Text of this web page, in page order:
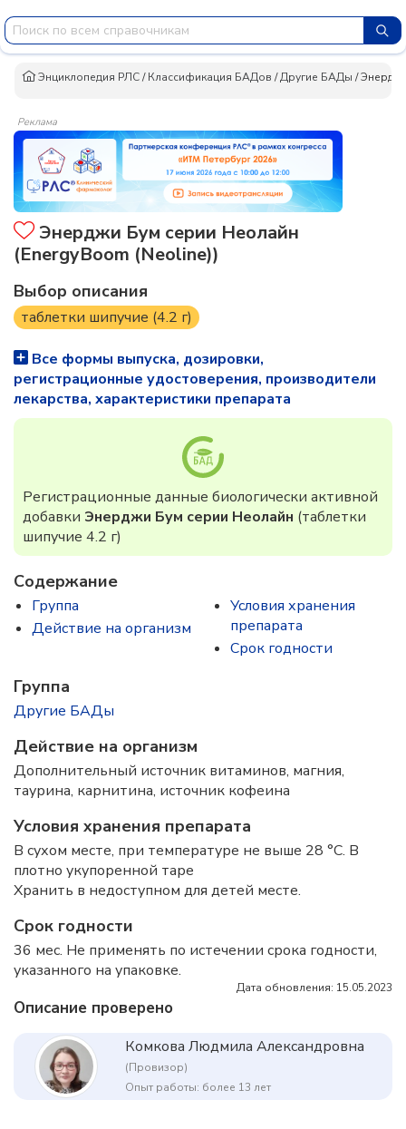
Энциклопедия РЛС/Классификация БАДов /Другие БАДы /
Реклама
Энерджи Бум серии Неолайн
(EnergyBoom (Neoline))
Выбор описания
таблетки шипучие (4.2 г)
Все формы выпуска, дозировки,
регистрационные удостоверения, производители
лекарства, характеристики препарата
Регистрационные данные биологически активной
добавки Энерджи Бум серии Неолайн (таблетки
шипучие 4.2 г)
Содержание
Группа
Действие на организм
Условия хранения
препарата
Срок годности
Группа
Другие БАДы
Действие на организм
Дополнительный источник витаминов, магния,
таурина, карнитина, источник кофеина
Условия хранения препарата
В сухом месте, при температуре не выше 28 °C. В
плотно укупоренной таре
Хранить в недоступном для детей месте.
Срок годности
36 мес. Не применять по истечении срока годности,
указанного на упаковке.
Дата обновления: 15.05.2023
Описание проверено
Комкова Людмила Александровна
(Провизор)
Опыт работы: более 13 лет